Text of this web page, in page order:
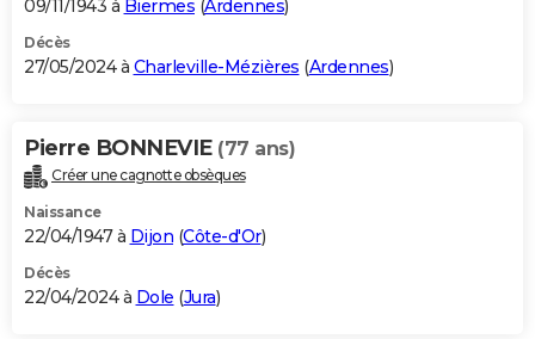
09/11/1943 à Biermes (Ardennes)
Décès
27/05/2024 à Charleville-Mézières (Ardennes)
Pierre BONNEVIE (77 ans)
Créer une cagnotte obsèques
Naissance
22/04/1947 à Dijon (Côte-d'Or)
Décès
22/04/2024 à Dole (Jura)